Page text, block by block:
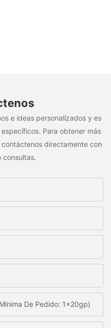
e ideas personalizados y es
Para obtener más
directamente con
consultas.
De Pedido: 1x20gp)